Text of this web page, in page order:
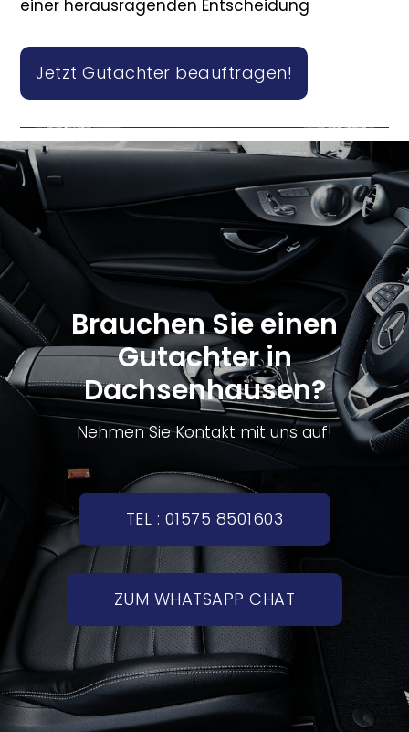
einer herausragenden Entscheidung
Jetzt Gutachter beauftragen!
Brauchen Sie einen
Gutachter in
Dachsenhausen?
Nehmen Sie Kontakt mit uns auf!
TEL : 01575 8501603
ZUM WHATSAPP CHAT